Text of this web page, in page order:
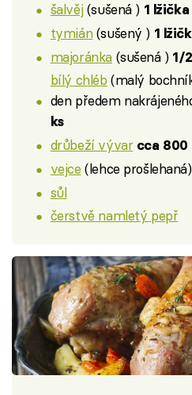
šalvěj(sušená ) 1 lžička
tymián(sušený ) 1
majoránka(sušená ) 1/
bílý chléb (malý
den předem
ks
drůbeží vývar cca 800
vejce (lehce prošlehaná)
sůl
čerstvě namletý pepř